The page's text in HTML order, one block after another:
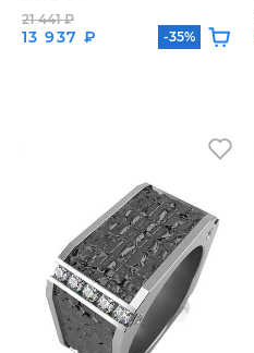
13 937 ₽
21 441 ₽
-35%